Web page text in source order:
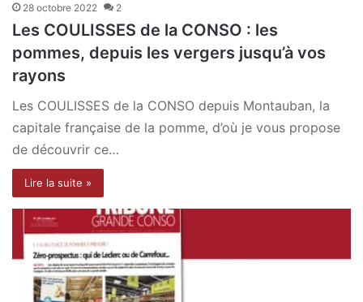
28 octobre 2022 2
Les COULISSES de la CONSO : les
pommes, depuis les vergers jusqu’à vos
rayons
Les COULISSES de la CONSO depuis Montauban, la
capitale française de la pomme, d’où je vous propose
de découvrir ce…
Lire la suite »